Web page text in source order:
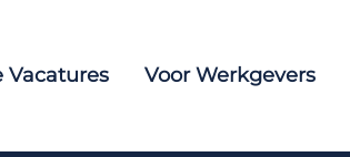
Vacatures Voor Werkgevers